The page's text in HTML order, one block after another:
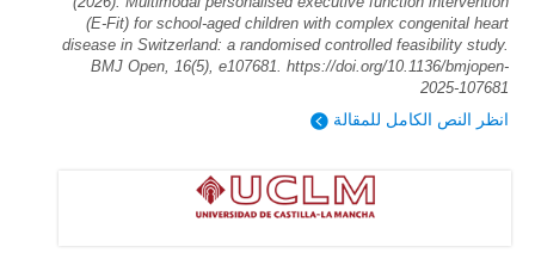
(E-Fit) for school-aged children with complex congenital heart
disease in Switzerland: a randomised controlled feasibility study.
BMJ Open, 16(5), e107681. https://doi.org/10.1136/bmjopen-
2025-107681
انظر النص الكامل للمقالة